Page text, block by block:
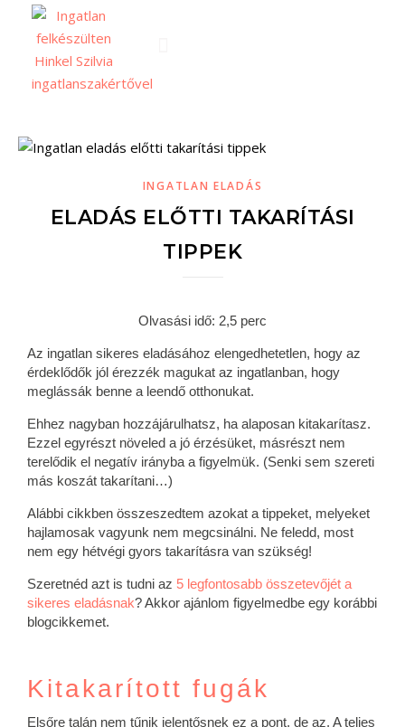
INGATLAN ELADÁS
ELADÁS ELŐTTI TAKARÍTÁSI
TIPPEK
Olvasási idő: 2,5 perc
Az ingatlan sikeres eladásához elengedhetetlen, hogy az
érdeklődők jól érezzék magukat az ingatlanban, hogy
meglássák benne a leendő otthonukat.
Ehhez nagyban hozzájárulhatsz, ha alaposan kitakarítasz.
Ezzel egyrészt növeled a jó érzésüket, másrészt nem
terelődik el negatív irányba a figyelmük. (Senki sem szereti
más koszát takarítani…)
Alábbi cikkben összeszedtem azokat a tippeket, melyeket
hajlamosak vagyunk nem megcsinálni. Ne feledd, most
nem egy hétvégi gyors takarításra van szükség!
Szeretnéd azt is tudni az 5 legfontosabb összetevőjét a
sikeres eladásnak? Akkor ajánlom figyelmedbe egy korábbi
blogcikkemet.
Kitakarított fugák
Elsőre talán nem tűnik jelentősnek ez a pont, de az. A teljes